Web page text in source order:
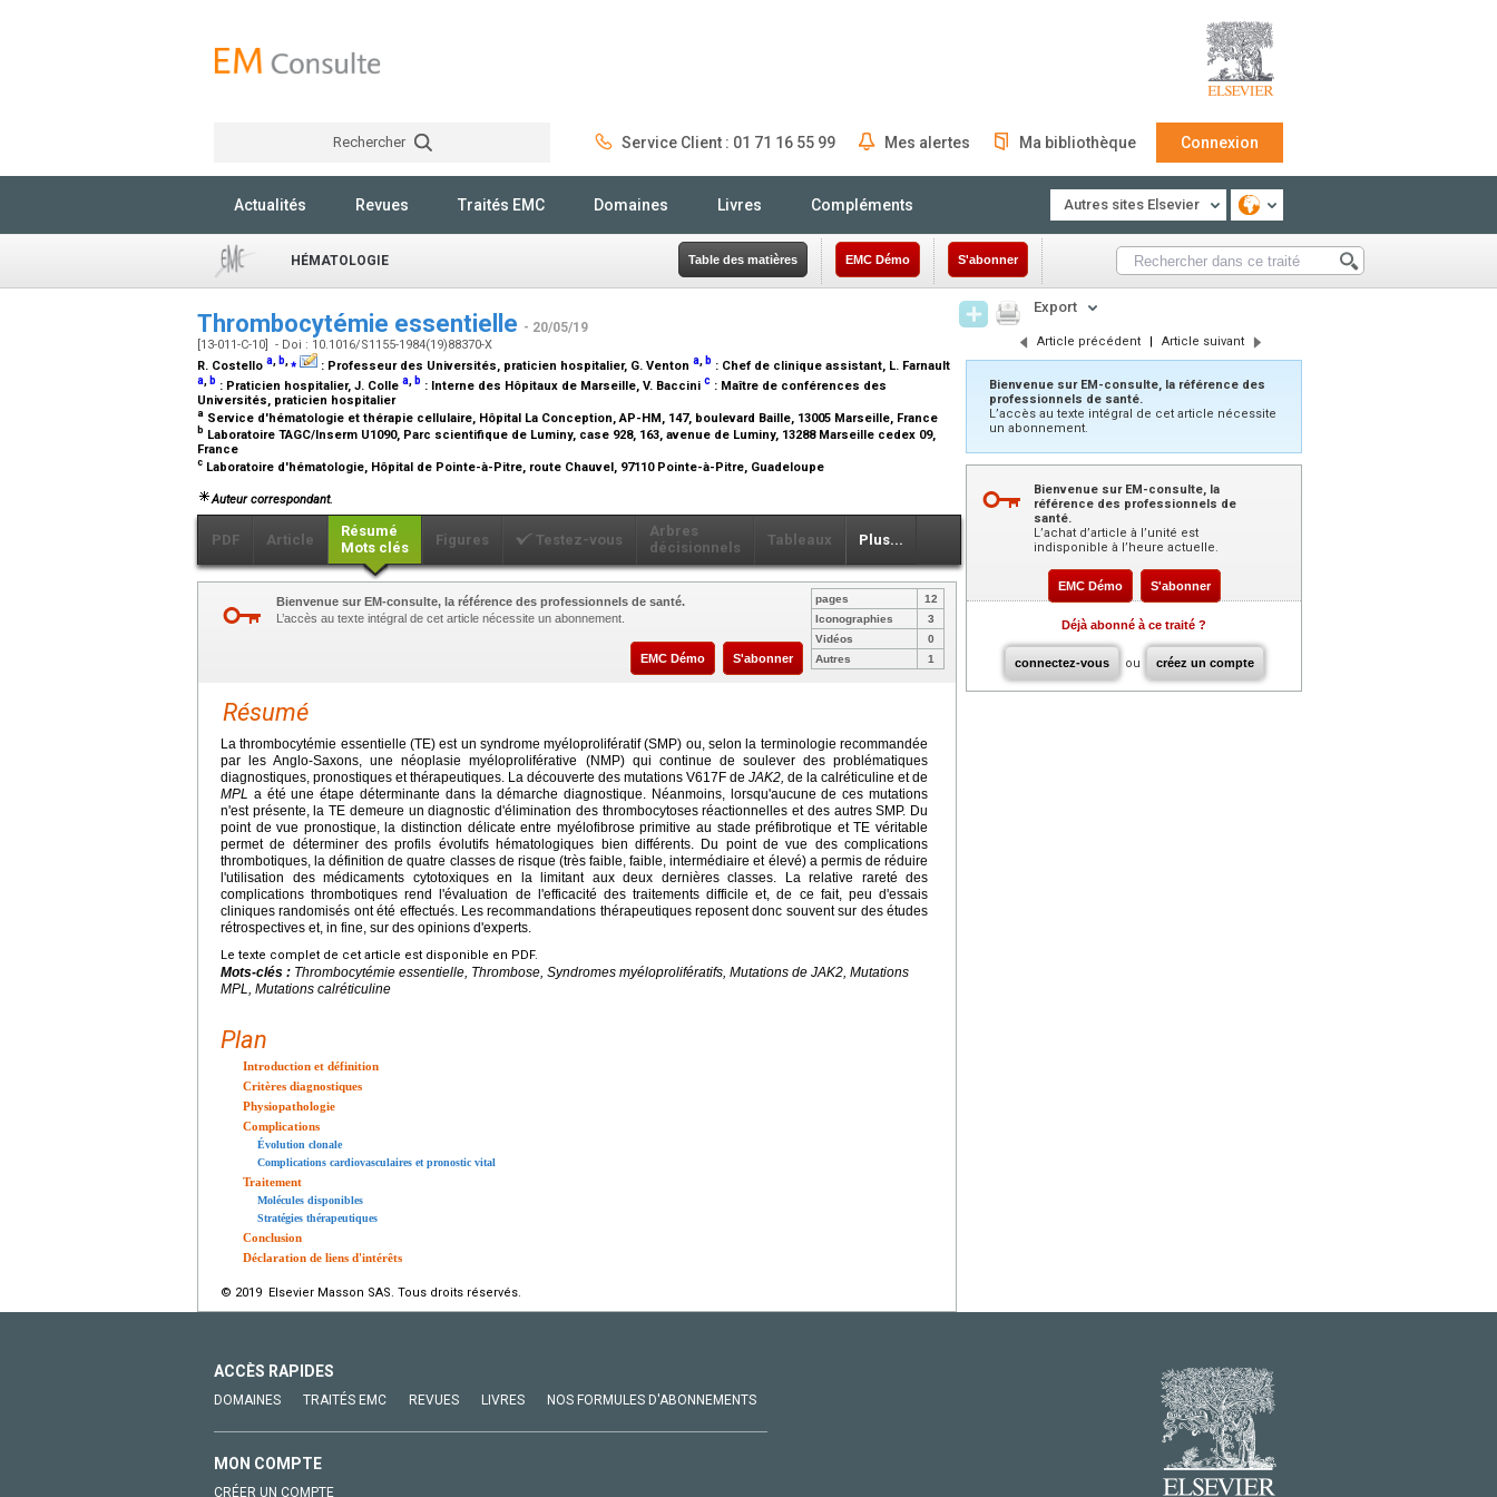
Rechercher Service Client : 01 71 16 55 99 Mes alertes Ma bibliothèque Connexion
Actualités Revues Traités EMC Domaines Livres Compléments Autres sites Elsevier
HÉMATOLOGIE Table des matières EMC Démo S'abonner
Thrombocytémie essentielle - 20/05/19
[13-011-C-10] - Doi : 10.1016/S1155-1984(19)88370-X
R. Costello a, b,⁎ : Professeur des Universités, praticien hospitalier, G. Venton a, b : Chef de clinique assistant, L. Farnault
a b : Praticien hospitalier, J. Colle a b : Interne des Hôpitaux de Marseille, V. Baccini c : Maître de conférences des
Universités, praticien hospitalier
a Service d'hématologie et thérapie cellulaire, Hôpital La Conception, AP-HM, 147, boulevard Baille, 13005 Marseille, France
b Laboratoire TAGC/Inserm U1090, Parc scientifique de Luminy, case 928, 163, avenue de Luminy, 13288 Marseille cedex 09,
France
c Laboratoire d'hématologie, Hôpital de Pointe-à-Pitre, route Chauvel, 97110 Pointe-à-Pitre, Guadeloupe
Auteur correspondant.
PDF Article
Résumé
Mots clés
Figures Testez-vous
Arbres
décisionnels
Tableaux Plus...
Bienvenue sur EM-consulte, la référence des professionnels de santé.
L’accès au texte intégral de cet article nécessite un abonnement.
EMC Démo S'abonner
pages
12
Iconographies
3
Vidéos
0
Autres
1
Résumé
La thrombocytémie essentielle (TE) est un syndrome myéloprolifératif (SMP) ou, selon la terminologie recommandée
par les Anglo-Saxons, une néoplasie myéloproliférative (NMP) qui continue de soulever des problématiques
diagnostiques, pronostiques et thérapeutiques. La découverte des mutations V617F de JAK2, de la calréticuline et de
MPL a été une étape déterminante dans la démarche diagnostique. Néanmoins, lorsqu'aucune de ces mutations
n'est présente, la TE demeure un diagnostic d'élimination des thrombocytoses réactionnelles et des autres SMP. Du
point de vue pronostique, la distinction délicate entre myélofibrose primitive au stade préfibrotique et TE véritable
permet de déterminer des profils évolutifs hématologiques bien différents. Du point de vue des complications
thrombotiques, la définition de quatre classes de risque (très faible, faible, intermédiaire et élevé) a permis de réduire
l'utilisation des médicaments cytotoxiques en la limitant aux deux dernières classes. La relative rareté des
complications thrombotiques rend l'évaluation de l'efficacité des traitements difficile et, de ce fait, peu d'essais
cliniques randomisés ont été effectués. Les recommandations thérapeutiques reposent donc souvent sur des études
rétrospectives et, in fine, sur des opinions d'experts.
Le texte complet de cet article est disponible en PDF.
Mots-clés : Thrombocytémie essentielle, Thrombose, Syndromes myéloprolifératifs, Mutations de JAK2, Mutations
MPL, Mutations calréticuline
Plan
Introduction et définition
Critères diagnostiques
Physiopathologie
Complications
Évolution clonale
Complications cardiovasculaires et pronostic vital
Traitement
Molécules disponibles
Stratégies thérapeutiques
Conclusion
Déclaration de liens d'intérêts
© 2019 Elsevier Masson SAS. Tous droits réservés.
Export
Article précédent | Article suivant
Bienvenue sur EM-consulte, la référence des
professionnels de santé.
L’accès au texte intégral de cet article nécessite
un abonnement.
Bienvenue sur EM-consulte, la
référence des professionnels de
santé.
L’achat d’article à l’unité est
indisponible à l’heure actuelle.
EMC Démo S'abonner
Déjà abonné à ce traité ?
connectez-vous ou créez un compte
ACCÈS RAPIDES
DOMAINES TRAITÉS EMC REVUES LIVRES NOS FORMULES D'ABONNEMENTS
MON COMPTE
CRÉER UN COMPTE